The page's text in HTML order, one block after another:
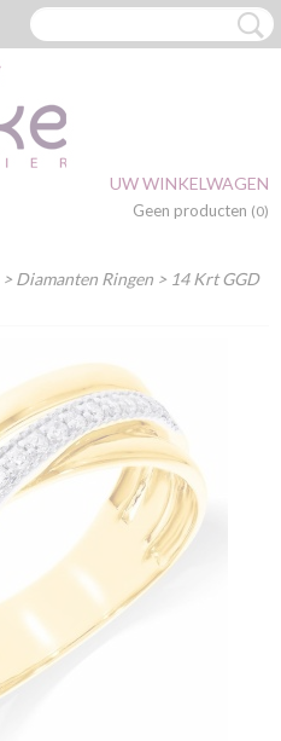
UW WINKELWAGEN
Geen producten (0)
> Diamanten Ringen > 14 Krt GGD